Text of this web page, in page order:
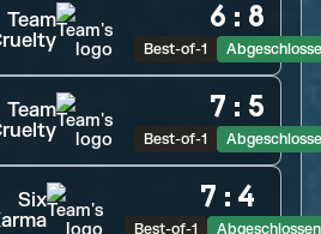
Team
6 : 8
Best-of-1
Team
7 : 5
Best-of-1
Six
7 : 4
Best-of-1 Abgeschlossen